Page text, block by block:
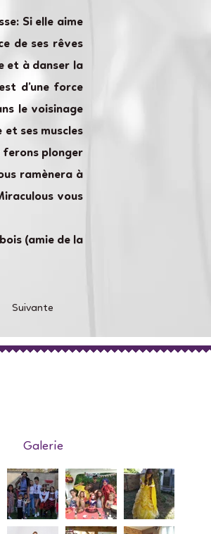
Si elle aime
de ses rêves
et à danser la
d’une force
le voisinage
ses muscles
ferons plonger
ramènera à
vous
(amie de la
Suivante
Galerie